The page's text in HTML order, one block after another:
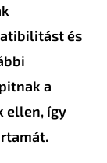
és
a
ellen, így